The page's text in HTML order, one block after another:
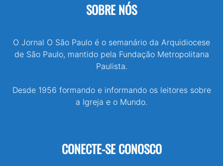
SOBRE NÓS
O Jornal O São Paulo é o semanário da Arquidiocese
de São Paulo, mantido pela Fundação Metropolitana
Paulista.
Desde 1956 formando e informando os leitores sobre
a Igreja e o Mundo.
CONECTE-SE CONOSCO